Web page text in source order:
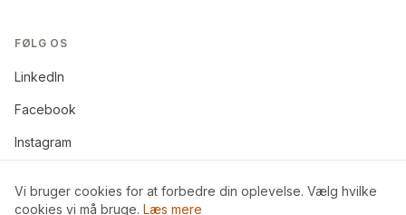
FØLG OS
LinkedIn
Facebook
Instagram
Vi bruger cookies for at forbedre din oplevelse. Vælg hvilke
cookies vi må bruge. Læs mere